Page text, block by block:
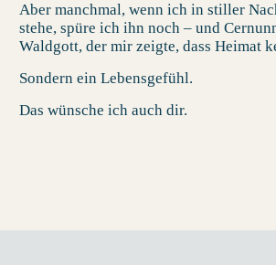
Aber manchmal, wenn ich in stiller
stehe, spüre ich ihn noch – und
Waldgott, der mir zeigte, dass Heimat
Sondern ein Lebensgefühl.
Das wünsche ich auch dir.